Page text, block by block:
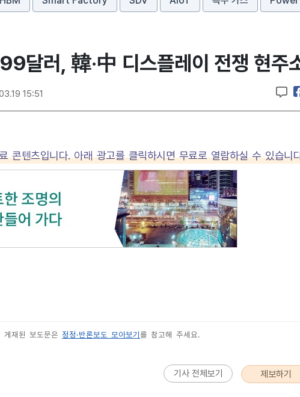
러, 韓·中 디스플레이 전쟁 현주
15:51
텐츠입니다. 아래 광고를 클릭하시면 무료로 열람하실 수 있습니
게재된 보도문은 정정·반론보도 모아보기 를 참고해 주세요.
기사 전체보기 제보하기